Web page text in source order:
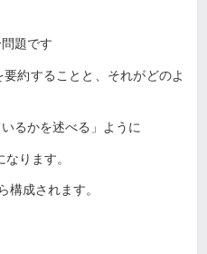
題です
約することと、それがどのよ
るかを述べる」ように
ります。
構成されます。